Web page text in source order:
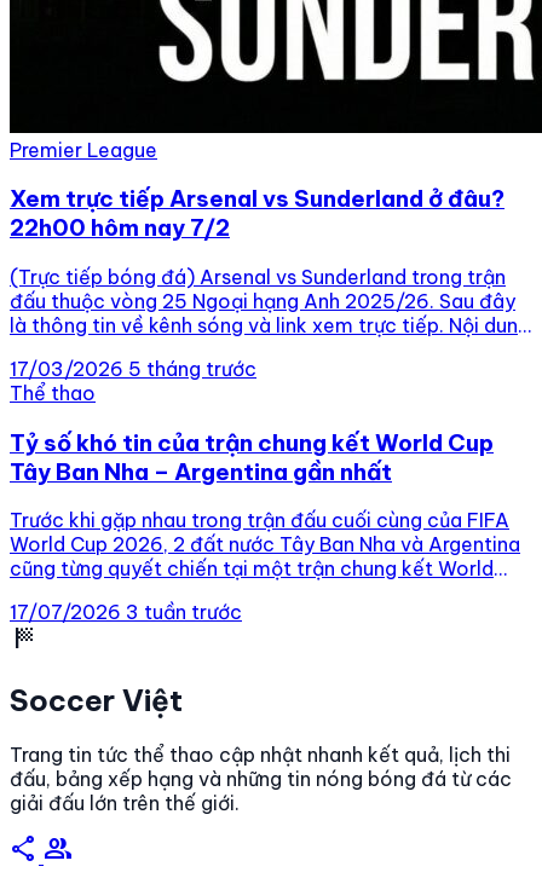
Premier League
Xem trực tiếp Arsenal vs Sunderland ở đâu?
22h00 hôm nay 7/2
(Trực tiếp bóng đá) Arsenal vs Sunderland trong trận
đấu thuộc vòng 25 Ngoại hạng Anh 2025/26. Sau đây
là thông tin về kênh sóng và link xem trực tiếp. Nội dung
trực tiếp Arsenal vs Sunderland ở đâu? Thời gian:
22h00 ngày 7/2. Địa […]
17/03/2026 5 tháng trước
Thể thao
Tỷ số khó tin của trận chung kết World Cup
Tây Ban Nha – Argentina gần nhất
Trước khi gặp nhau trong trận đấu cuối cùng của FIFA
World Cup 2026, 2 đất nước Tây Ban Nha và Argentina
cũng từng quyết chiến tại một trận chung kết World
Chiến thắng áp đảo gọi tên Tây Ban Nha Hai trận […]
17/07/2026 3 tuần trước
sports_score
Soccer Việt
Trang tin tức thể thao cập nhật nhanh kết quả, lịch thi
đấu, bảng xếp hạng và những tin nóng bóng đá từ các
giải đấu lớn trên thế giới.
share group